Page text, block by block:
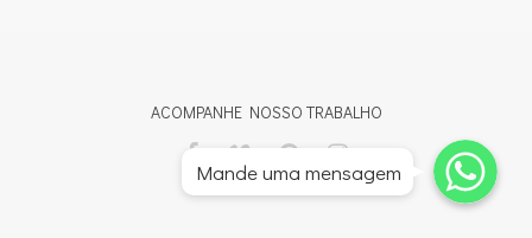
ACOMPANHE NOSSO TRABALHO
Whatsapp
Whatsapp
Whatsapp
Mande uma mensagem